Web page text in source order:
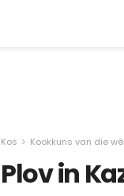
Kos Kookkuns van die
Plov in